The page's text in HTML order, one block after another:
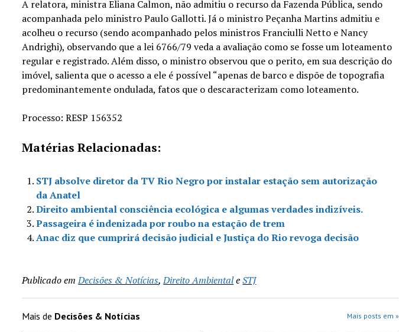
A relatora, ministra Eliana Calmon, não admitiu o recurso da Fazenda Pública, sendo
acompanhada pelo ministro Paulo Gallotti. Já o ministro Peçanha Martins admitiu e
acolheu o recurso (sendo acompanhado pelos ministros Franciulli Netto e Nancy
Andrighi), observando que a lei 6766/79 veda a avaliação como se fosse um loteamento
regular e registrado. Além disso, o ministro observou que o perito, em sua descrição do
imóvel, salienta que o acesso a ele é possível “apenas de barco e dispõe de topografia
predominantemente ondulada, fatos que o descaracterizam como loteamento.
Processo: RESP 156352
Matérias Relacionadas:
STJ absolve diretor da TV Rio Negro por instalar estação sem autorização
da Anatel
Direito ambiental consciência ecológica e algumas verdades indizíveis.
Passageira é indenizada por roubo na estação de trem
Anac diz que cumprirá decisão judicial e Justiça do Rio revoga decisão
Publicado em Decisões & Notícias,Direito AmbientaleSTJ
Mais de Decisões & Notícias Mais posts em »